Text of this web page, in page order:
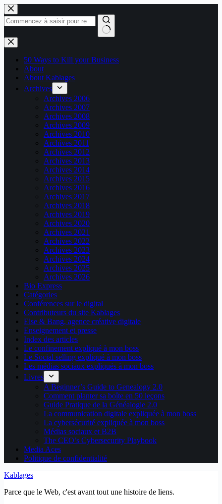
Passer
au
contenu
Aucun
résultat
50 Ways to Kill your Business
About
About Kablages
Archives
Archives 2006
Archives 2007
Archives 2008
Archives 2009
Archives 2010
Archives 2011
Archives 2012
Archives 2013
Archives 2014
Archives 2015
Archives 2016
Archives 2017
Archives 2018
Archives 2019
Archives 2020
Archives 2021
Archives 2022
Archives 2023
Archives 2024
Archives 2025
Archives 2026
Bio Express
Catégories
Conférences sur le digital
Contributeurs du site Kablages
Else & Bang, agence créative digitale
Enseignement et presse
Index des articles
Le confinement expliqué à mon boss
Le Social selling expliqué à mon boss
Les médias sociaux expliqués à mon boss
Livres
A Beginner’s Guide to Genealogy 2.0
Comment planter sa boîte en 50 leçons
Guide Pratique de la Généalogie 2.0
La communication digitale expliquée à mon boss
La cybersécurité expliquée à mon boss
Médias sociaux et B2B
The CEO’s Cybersecurity Playbook
Media Aces
Politique de confidentialité
Kablages
Parce que le Web, c'est avant tout une histoire de liens.